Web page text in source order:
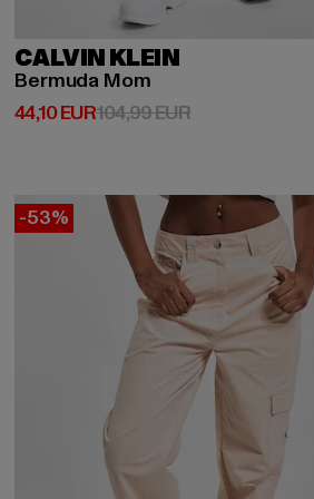
CALVIN KLEIN
Bermuda Mom
44,10 EUR
Derzeitiger Preis: 44,10 EUR
104,99 EURAktionspreis:
-53%